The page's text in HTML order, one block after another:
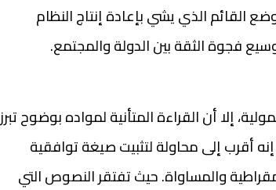
القائم الذي يشي بإعادة إنتاج النظام
فجوة الثقة بين الدولة والمجتمع.
إلا أن القراءة المتأنية لمواده بوضوح تبرز
أقرب إلى محاولة لتثبيت صيغة توافقية
والمساواة. حيث تفتقر النصوص التي